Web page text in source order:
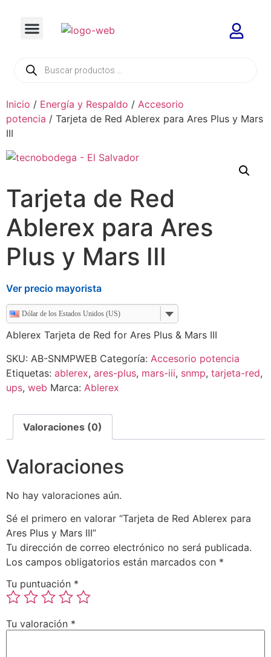
Inicio / Energía y Respaldo / Accesorio
potencia / Tarjeta de Red Ablerex para Ares Plus y Mars
III
Tarjeta de Red
Ablerex para Ares
Plus y Mars III
Ver precio mayorista
Dólar de los Estados Unidos (US)
Ablerex Tarjeta de Red for Ares Plus & Mars III
SKU: AB-SNMPWEB Categoría: Accesorio potencia
Etiquetas: ablerex, ares-plus, mars-iii, snmp, tarjeta-red,
ups, web Marca: Ablerex
Valoraciones (0)
Valoraciones
No hay valoraciones aún.
Sé el primero en valorar “Tarjeta de Red Ablerex para
Ares Plus y Mars III”
Tu dirección de correo electrónico no será publicada.
Los campos obligatorios están marcados con *
Tu puntuación *
Tu valoración *